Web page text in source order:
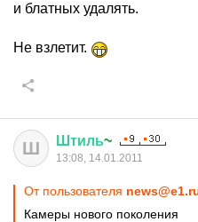
и блатных удалять.
Не взлетит.
Ш Штиль~
13:08, 14.01.2011
От пользователя
Камеры нового поколения